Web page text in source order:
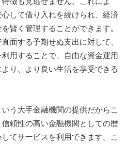
して借り入れを続けられ、経済
賢く管理することができます。
面する予期せぬ支出に対して、
用することで、自由な資金運用
り、より良い生活を享受できる
う大手金融機関の提供だからこ
頼性の高い金融機関としての歴
てサービスを利用できます。こ